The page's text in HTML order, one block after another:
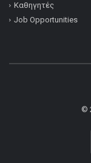
Καθηγητές
Job Opportunities
©